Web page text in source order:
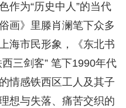
作为“历史中人”的当代
画》里滕肖澜笔下众多
海市民形象，《东北书
三剑客” 笔下1990年代
情感铁西区工人及其子
想与失落、痛苦交织的